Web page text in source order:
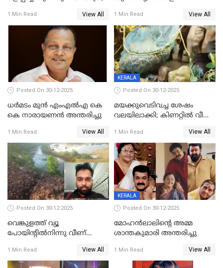
പിടികൂടി പൊലീസ്
1 Min Read View All
സെന്ററിലെ അധ്യാപകന്‍
മർദിച്ചതായി പരാതി
1 Min Read View All
Posted On 30-12-2025
ധർമടം മുൻ എംഎല്‍എ കെ
കെ നാരായണന്‍ അന്തരിച്ചു
1 Min Read View All
KERALA
Posted On 30-12-2025
മയക്കുവെടിവച്ച ശേഷം
വലയിലാക്കി; കിണറ്റിൽ വീണ
1 Min Read View All
Posted On 30-12-2025
വെങ്കുളത്ത് വ്യൂ
പോയിന്റിൽനിന്നു വീണ്
1 Min Read View All
KERALA
Posted On 30-12-2025
മോഹന്‍ലാലിന്‍റെ അമ്മ
ശാന്തകുമാരി അന്തരിച്ചു
1 Min Read View All